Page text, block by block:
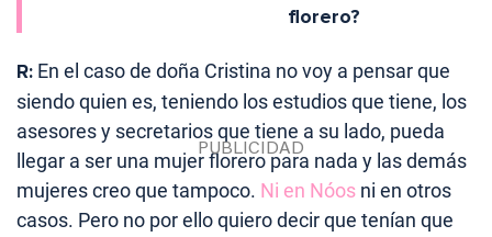
florero?
R: En el caso de doña Cristina no voy a pensar que
siendo quien es, teniendo los estudios que tiene, los
asesores y secretarios que tiene a su lado, pueda
llegar a ser una mujer florero para nada y las demás
mujeres creo que tampoco. Ni en Nóos ni en otros
casos. Pero no por ello quiero decir que tenían que